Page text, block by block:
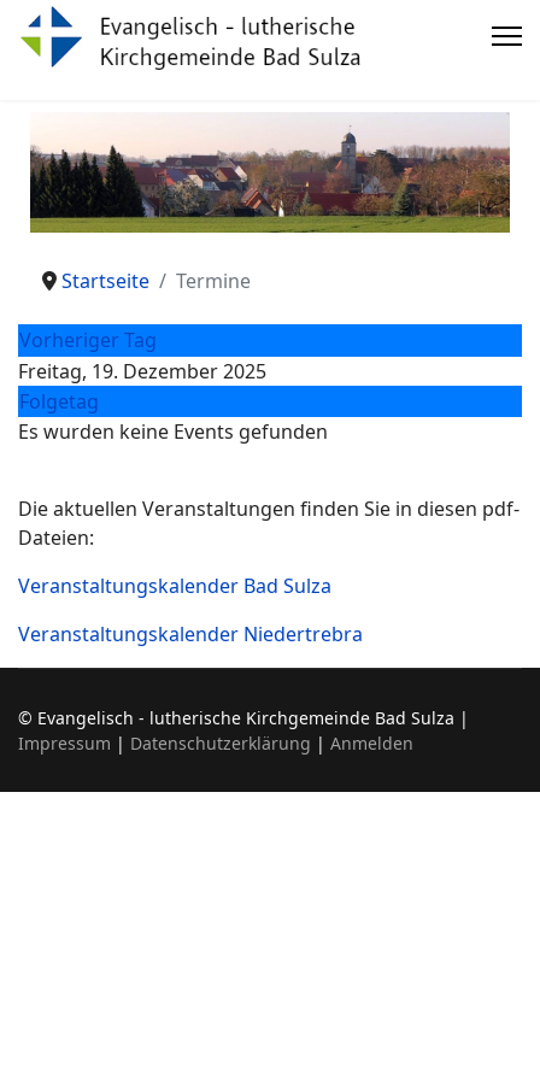
Startseite Termine
Vorheriger Tag
Freitag, 19. Dezember 2025
Folgetag
Es wurden keine Events gefunden
Die aktuellen Veranstaltungen finden Sie in diesen pdf-
Dateien:
Veranstaltungskalender Bad Sulza
Veranstaltungskalender Niedertrebra
© Evangelisch - lutherische Kirchgemeinde Bad Sulza |
Impressum | Datenschutzerklärung | Anmelden